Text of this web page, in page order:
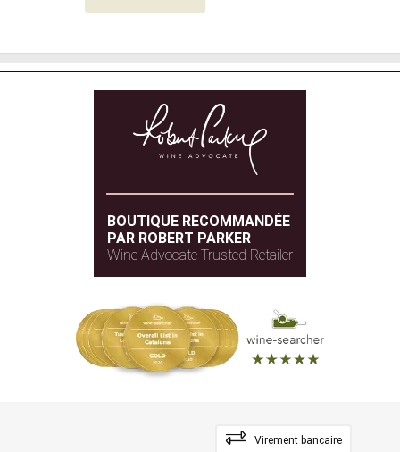
BOUTIQUE RECOMMANDÉE
PAR ROBERT PARKER
Wine Advocate Trusted Retailer
Virement bancaire